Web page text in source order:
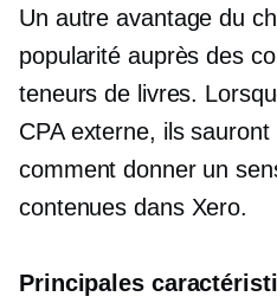
Un autre avantage du
popularité auprès des
teneurs de livres.
CPA externe, ils
comment donner un
contenues dans Xero.
Principales